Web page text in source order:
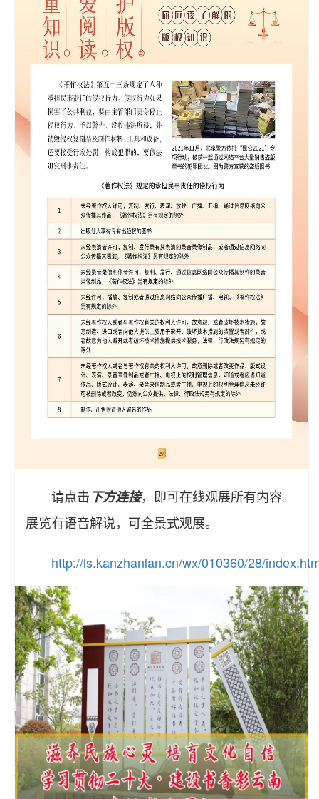
请点击下方连接，即可在线观展所有内容。
展览有语音解说，可全景式观展。
http://ls.kanzhanlan.cn/wx/010360/28/